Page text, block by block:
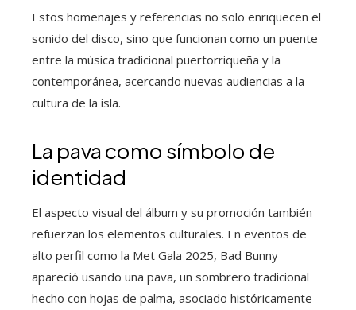
Estos homenajes y referencias no solo enriquecen el
sonido del disco, sino que funcionan como un puente
entre la música tradicional puertorriqueña y la
contemporánea, acercando nuevas audiencias a la
cultura de la isla.
La pava como símbolo de
identidad
El aspecto visual del álbum y su promoción también
refuerzan los elementos culturales. En eventos de
alto perfil como la Met Gala 2025, Bad Bunny
apareció usando una pava, un sombrero tradicional
hecho con hojas de palma, asociado históricamente